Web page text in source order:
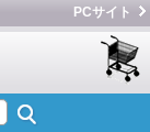
PCサイト